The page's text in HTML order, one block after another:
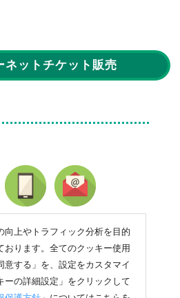
ネットチケット販売
向上やトラフィック分析を目的
おります。全てのクッキー使用
意する」を、設定をカスタマイ
ーの詳細設定」をクリックして